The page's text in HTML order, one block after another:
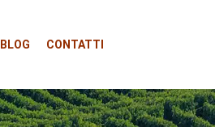
BLOG CONTATTI